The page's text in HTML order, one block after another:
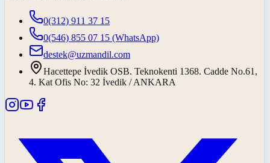
0(312) 911 37 15
0(546) 855 07 15 (WhatsApp)
destek@uzmandil.com
Hacettepe İvedik OSB. Teknokenti 1368. Cadde No.61,
4. Kat Ofis No: 32 İvedik / ANKARA